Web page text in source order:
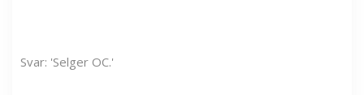
Svar: 'Selger OC.'